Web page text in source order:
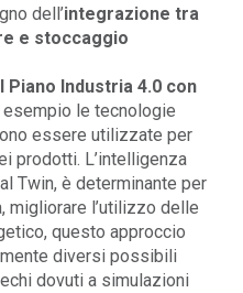
dell’integrazione tra
e stoccaggio
Industria 4.0 con
esempio le tecnologie
essere utilizzate per
prodotti. L’intelligenza
Twin, è determinante per
migliorare l’utilizzo delle
questo approccio
diversi possibili
dovuti a simulazioni